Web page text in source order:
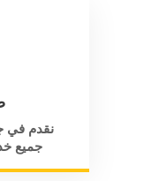
نقدم في
جميع